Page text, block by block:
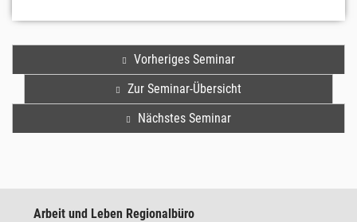
Vorheriges Seminar
Zur Seminar-Übersicht
Nächstes Seminar
Arbeit und Leben Regionalbüro